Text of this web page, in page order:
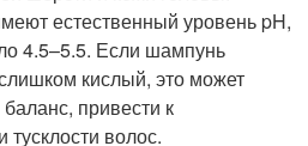
естественный уровень pH,
4.5–5.5. Если шампунь
кислый, это может
привести к
волос.